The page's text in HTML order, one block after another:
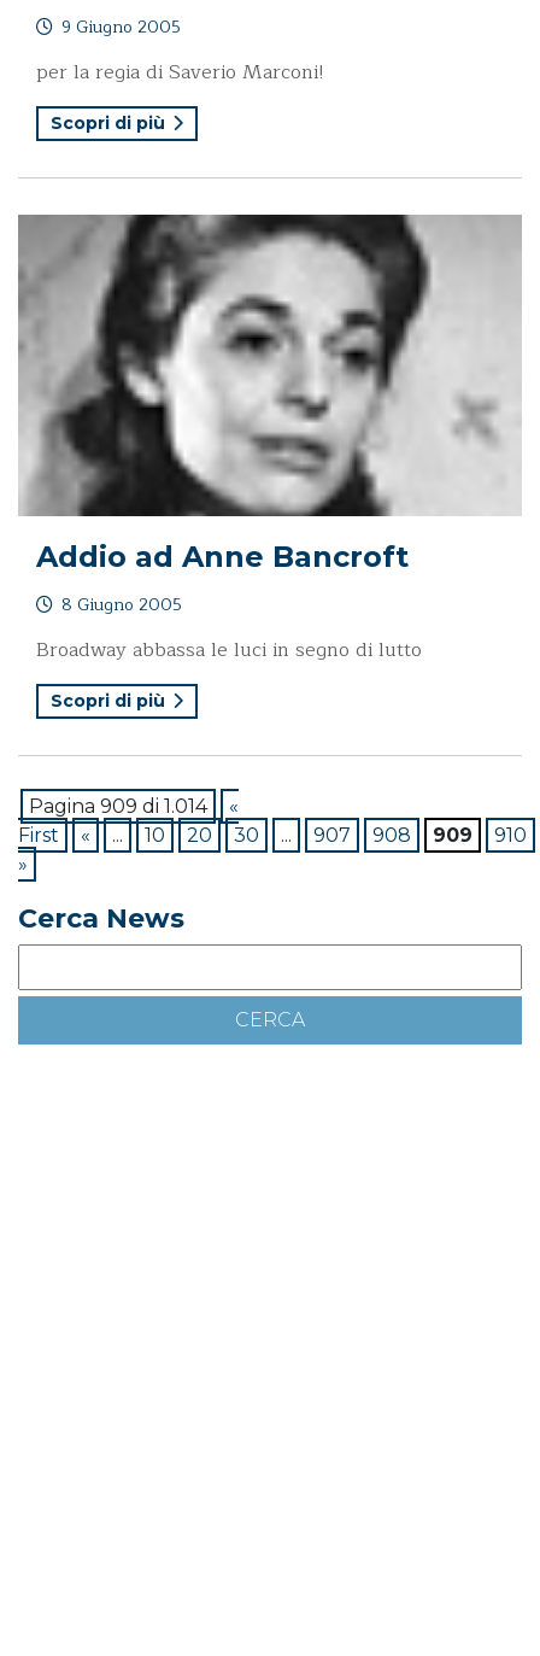
9 Giugno 2005
per la regia di Saverio Marconi!
Scopri di più
Addio ad Anne Bancroft
8 Giugno 2005
Broadway abbassa le luci in segno di lutto
Scopri di più
Pagina 909 di 1.014
«
First
« ... 10 20 30 ... 907 908 909
910
»
Cerca News